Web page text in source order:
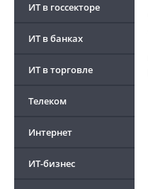
ИТ в госсекторе
ИТ в банках
ИТ в торговле
Телеком
Интернет
ИТ-бизнес